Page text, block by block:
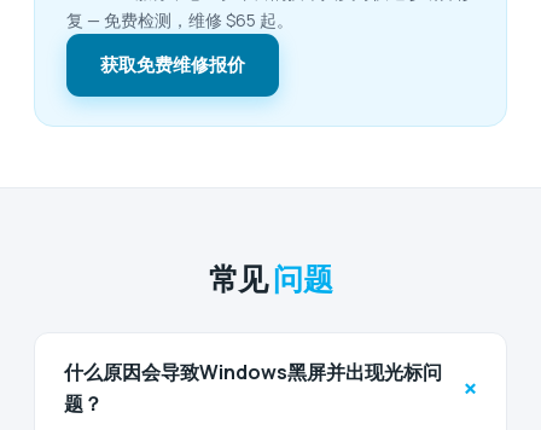
复 — 免费检测，维修 $65 起。
获取免费维修报价
常见问题
什么原因会导致Windows黑屏并出现光标问
题？
+